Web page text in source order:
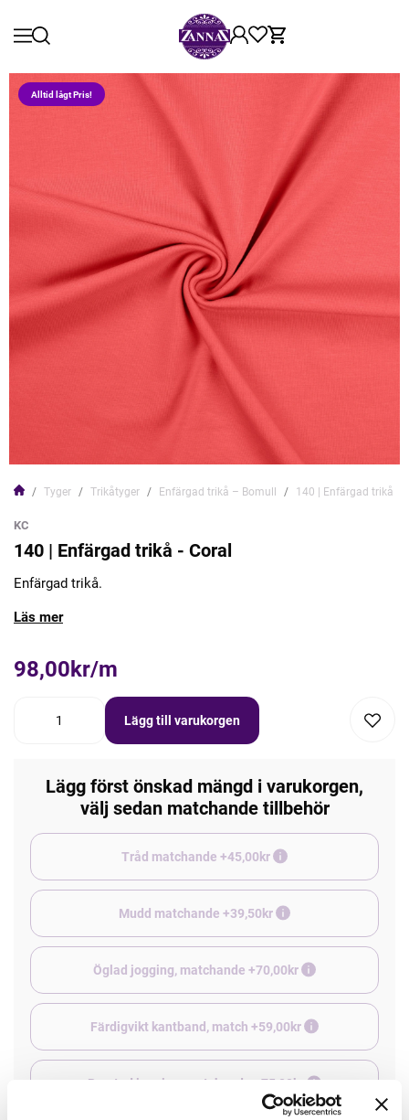
Alltid lågt Pris!
Tyger Trikåtyger Enfärgad trikå – Bomull 140 | Enfärgad trikå -
KC
140 | Enfärgad trikå - Coral
Enfärgad trikå.
Läs mer
98,00kr/m
Lägg till varukorgen
Lägg först önskad mängd i varukorgen,
välj sedan matchande tillbehör
Tråd matchande +45,00kr
Mudd matchande +39,50kr
Öglad jogging, matchande +70,00kr
Färdigvikt kantband, match +59,00kr
Borstad jogging, matchande +75,00kr